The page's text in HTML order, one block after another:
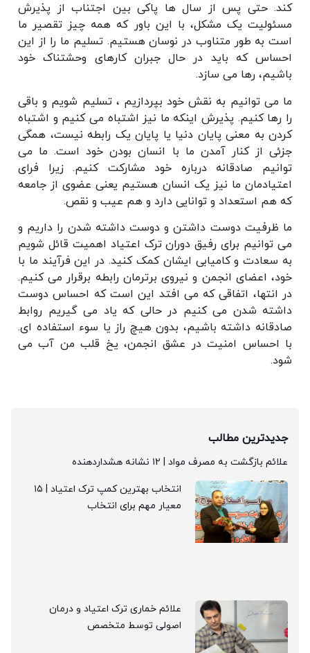
کند. حتی پس از سال ها پاکی بین اجتناب از پذیرش
مسئولیت یک مشکل، با این باور که همه چیز تقصیر ما
است به طور متناوب در نوسان هستیم. تسلیم ما را از این
احساس که باید در حال جبران کارهای وحشتناک خود
باشیم، رها می سازد.
ما می توانیم به نقش خود بپردازیم ، تسلیم شویم و باقی
را رها کنیم. پذیرش اینکه ما نیز اشتباه می کنیم و اشتباه
کردن به معنی پایان دنیا یا پایان یک رابطه نیست، همگی
جزئی از کنار آمدن ما با انسان بودن خود است. ما می
توانیم صادقانه درباره خود مشارکت کنیم. زیرا فرای
اعتیادمان ما نیز یک انسان هستیم یعنی عضوی از جامعه
که هم استعداد و توانایی دارد و هم عیب و نقص.
ما ظرفیت دوست داشتن و دوست داشته شدن را داریم و
می توانیم برای رفیق دوران ترک اعتیاد اهمیت قائل شویم
به سعادت و کامیابی ایشان کمک کنید. در این فرآیند ما با
خود، اعضای انجمن و نیروی برترمان رابطه برقرار می کنیم.
در انتها، اتفاقی که می افتد این است که احساس دوست
داشته شدن می کنیم در حالی که یاد می گیریم روابط
صادقانه داشته باشیم، بدون هیچ راز یا سوء استفاده ای.
با احساس امنیت در عشق انجمن، یخ قلب من آب می
شود.
جدیدترین مطالب
علائم بازگشت به مصرف مواد | ۱۲ نشانه هشداردهنده
انتخاب بهترین کمپ ترک اعتیاد | ۱۵
معیار مهم برای انتخاب
علائم خماری ترک اعتیاد و درمان
اصولی توسط متخصص